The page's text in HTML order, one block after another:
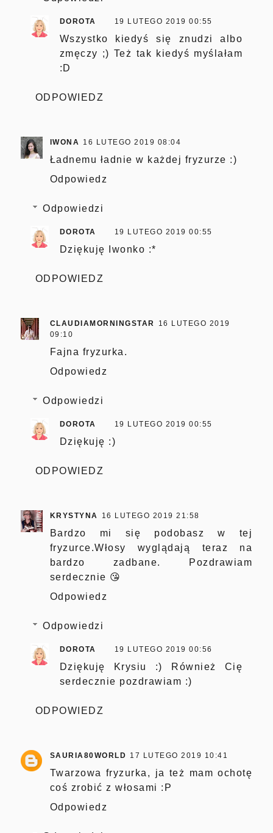
DOROTA 19 LUTEGO 2019 00:55
Wszystko kiedyś się znudzi albo
zmęczy ;) Też tak kiedyś myślałam
:D
ODPOWIEDZ
IWONA 16 LUTEGO 2019 08:04
Ładnemu ładnie w każdej fryzurze :)
Odpowiedz
Odpowiedzi
DOROTA 19 LUTEGO 2019 00:55
Dziękuję Iwonko :*
ODPOWIEDZ
CLAUDIAMORNINGSTAR
16 LUTEGO 2019
09:10
Fajna fryzurka.
Odpowiedz
Odpowiedzi
DOROTA 19 LUTEGO 2019 00:55
Dziękuję :)
ODPOWIEDZ
KRYSTYNA 16 LUTEGO 2019 21:58
Bardzo mi się podobasz w tej
fryzurce.Włosy wyglądają teraz na
bardzo zadbane. Pozdrawiam
serdecznie 😘
Odpowiedz
Odpowiedzi
DOROTA 19 LUTEGO 2019 00:56
Dziękuję Krysiu :) Również Cię
serdecznie pozdrawiam :)
ODPOWIEDZ
SAURIA80WORLD 17 LUTEGO 2019 10:41
Twarzowa fryzurka, ja też mam ochotę
coś zrobić z włosami :P
Odpowiedz